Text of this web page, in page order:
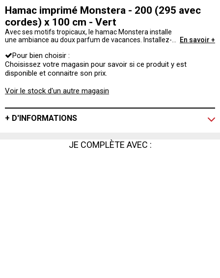
Hamac imprimé Monstera - 200 (295 avec
cordes) x 100 cm - Vert
Avec ses motifs tropicaux, le hamac Monstera installe
une ambiance au doux parfum de vacances. Installez-
petite sieste au soleil !
En savoir +
Pour bien choisir :
Choisissez votre magasin pour savoir si ce produit y est
disponible et connaitre son prix.
Voir le stock d'un autre magasin
+ D'INFORMATIONS
JE COMPLÈTE AVEC :